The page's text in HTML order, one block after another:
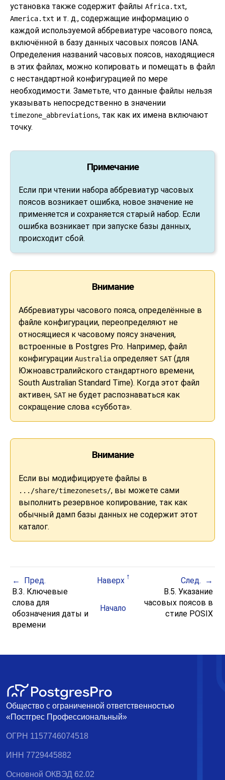
установка также содержит файлы Africa.txt,
America.txt и т. д., содержащие информацию о
каждой используемой аббревиатуре часового пояса,
включённой в базу данных часовых поясов IANA.
Определения названий часовых поясов, находящиеся
в этих файлах, можно копировать и помещать в файл
с нестандартной конфигурацией по мере
необходимости. Заметьте, что данные файлы нельзя
указывать непосредственно в значении
timezone_abbreviations, так как их имена включают
точку.
Примечание
Если при чтении набора аббревиатур часовых
поясов возникает ошибка, новое значение не
применяется и сохраняется старый набор. Если
ошибка возникает при запуске базы данных,
происходит сбой.
Внимание
Аббревиатуры часового пояса, определённые в
файле конфигурации, переопределяют не
относящиеся к часовому поясу значения,
встроенные в Postgres Pro. Например, файл
конфигурации Australia определяет SAT(для
Южноавстралийского стандартного времени,
South Australian Standard Time). Когда этот файл
активен, SATне будет распознаваться как
сокращение слова «суббота».
Внимание
Если вы модифицируете файлы в
.../share/timezonesets/, вы можете сами
выполнить резервное копирование, так как
обычный дамп базы данных не содержит этот
каталог.
Пред. Наверх
След.
B.3. Ключевые
слова для
обозначения даты и
времени
Начало
B.5. Указание
часовых поясов в
стиле POSIX
Общество с ограниченной ответственностью
«Постгрес Профессиональный»
ОГРН 1157746074518
ИНН 7729445882
Основной ОКВЭД 62.02